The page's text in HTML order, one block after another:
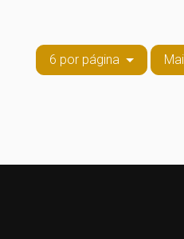
6 por página